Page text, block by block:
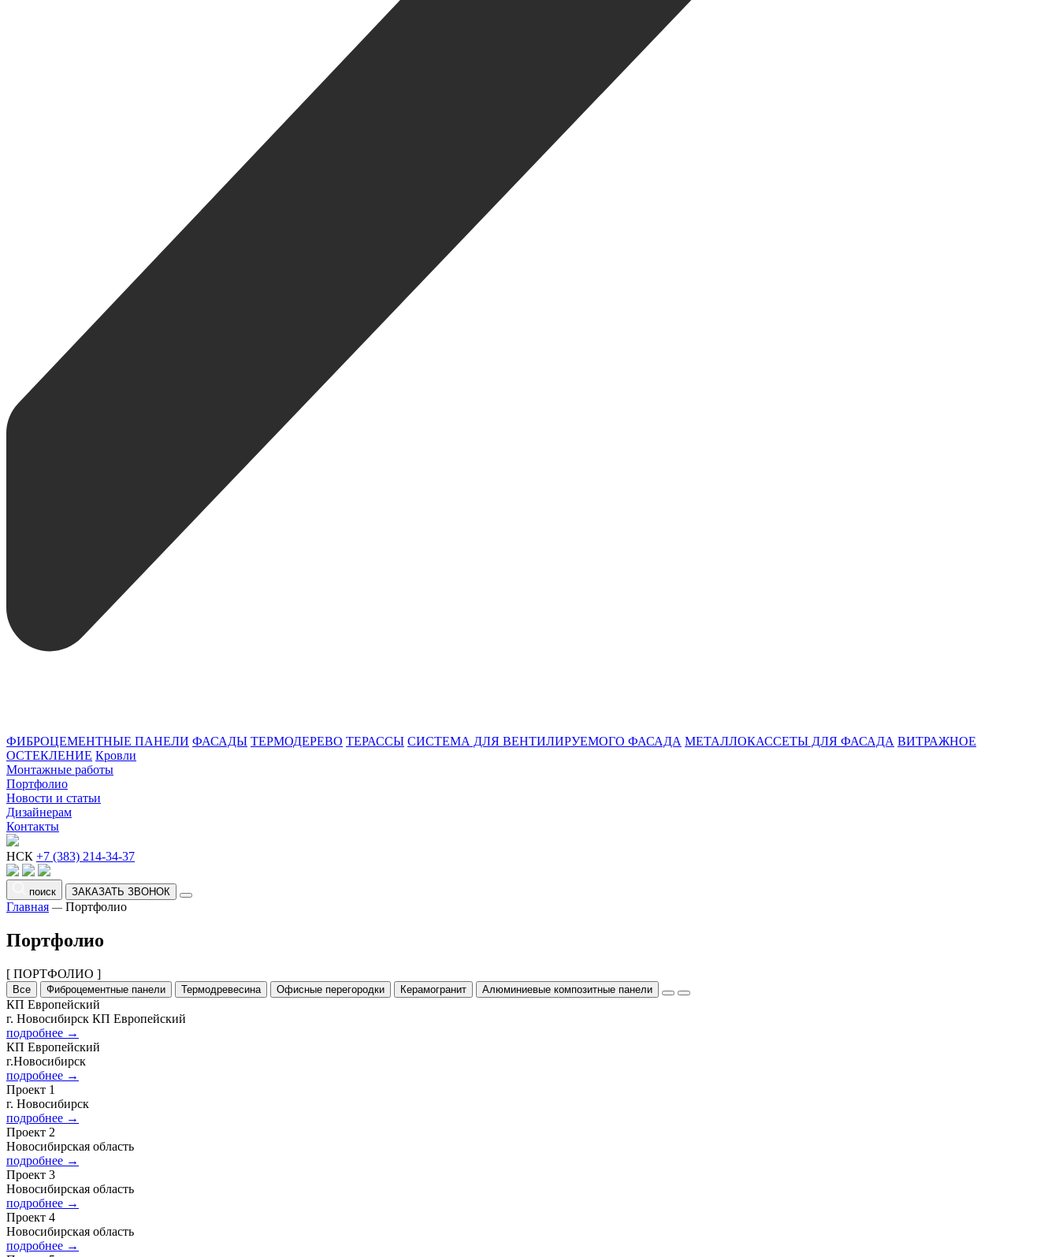
ФИБРОЦЕМЕНТНЫЕ ПАНЕЛИ ФАСАДЫ ТЕРМОДЕРЕВО ТЕРАССЫ СИСТЕМА ДЛЯ ВЕНТИЛИРУЕМОГО ФАСАДА МЕТАЛЛОКАССЕТЫ ДЛЯ ФАСАДА ВИТРАЖНОЕ
ОСТЕКЛЕНИЕ Кровли
Монтажные работы
Портфолио
Новости и статьи
Дизайнерам
Контакты
НСК +7 (383) 214-34-37
поиск ЗАКАЗАТЬ ЗВОНОК
Главная — Портфолио
Портфолио
[ ПОРТФОЛИО ]
Все Фиброцементные панели Термодревесина Офисные перегородки Керамогранит Алюминиевые композитные панели
КП Европейский
г. Новосибирск КП Европейский
подробнее →
КП Европейский
г.Новосибирск
подробнее →
Проект 1
г. Новосибирск
подробнее →
Проект 2
Новосибирская область
подробнее →
Проект 3
Новосибирская область
подробнее →
Проект 4
Новосибирская область
подробнее →